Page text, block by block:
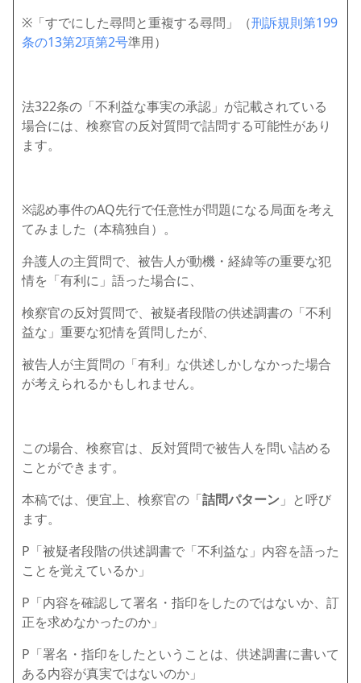
※「すでにした尋問と重複する尋問」（刑訴規則第199
条の13第2項第2号準用）
法322条の「不利益な事実の承認」が記載されている
場合には、検察官の反対質問で詰問する可能性があり
ます。
※認め事件のAQ先行で任意性が問題になる局面を考え
てみました（本稿独自）。
弁護人の主質問で、被告人が動機・経緯等の重要な犯
情を「有利に」語った場合に、
検察官の反対質問で、被疑者段階の供述調書の「不利
益な」重要な犯情を質問したが、
被告人が主質問の「有利」な供述しかしなかった場合
が考えられるかもしれません。
この場合、検察官は、反対質問で被告人を問い詰める
ことができます。
本稿では、便宜上、検察官の「詰問パターン 」と呼び
ます。
P「被疑者段階の供述調書で「不利益な」内容を語った
ことを覚えているか」
P「内容を確認して署名・指印をしたのではないか、訂
正を求めなかったのか」
P「署名・指印をしたということは、供述調書に書いて
ある内容が真実ではないのか」